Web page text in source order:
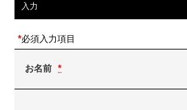
入力
*必須入力項目
お名前 *